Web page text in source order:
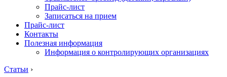
Прайс-лист
Записаться на прием
Прайс-лист
Контакты
Полезная информация
Информация о контролирующих организациях
Статьи ›